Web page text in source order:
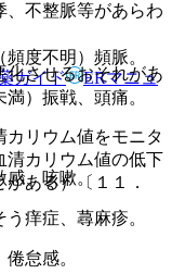
不整脈等があらわ
させるおそれがあ
リウム値をモニタ
清カリウム値の低下
ある）〔１１．
度不明）頻脈。
）振戦、頭痛。
、咳嗽。
痒症、蕁麻疹。
怠感。
ガイド
ERマニュ